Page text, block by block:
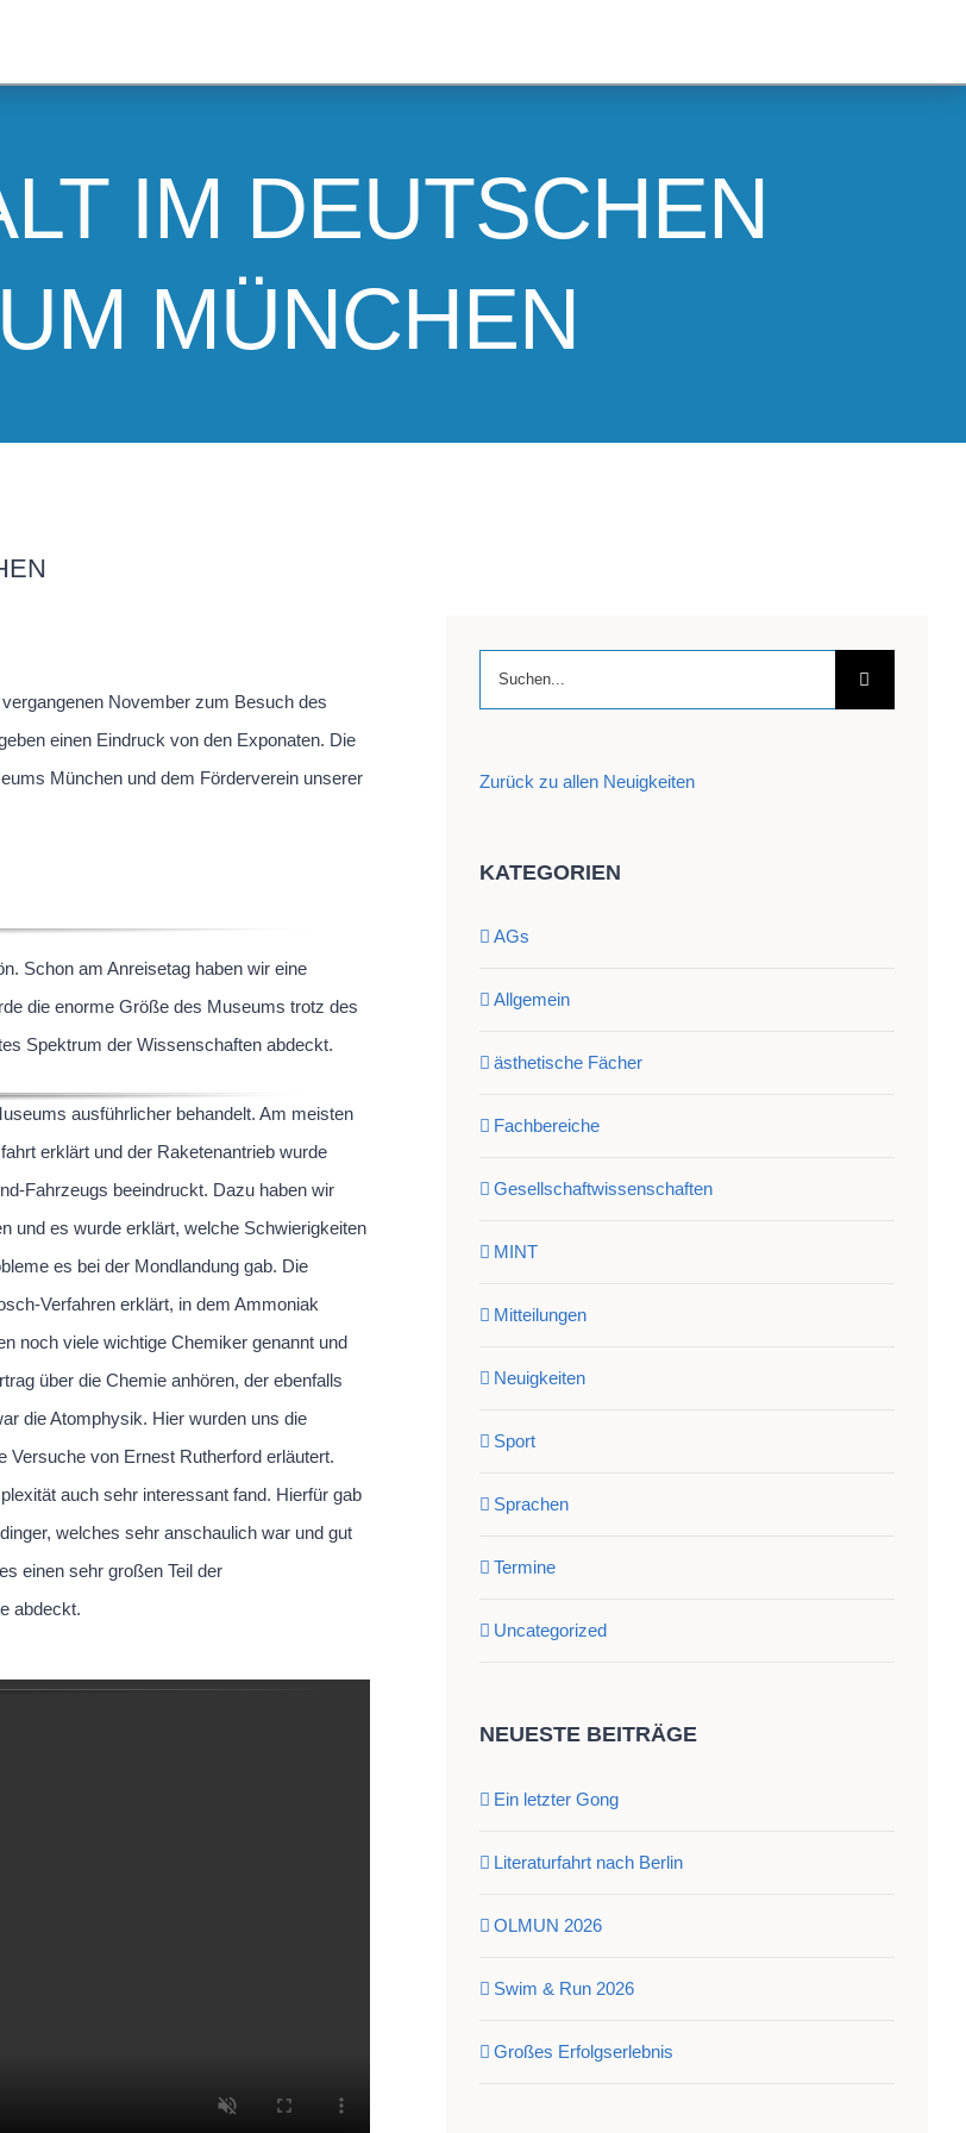
IM DEUTSCHEN
MÜNCHEN
November zum Besuch des
einen Eindruck von den Exponaten. Die
München und dem Förderverein unserer
Schon am Anreisetag haben wir eine
die enorme Größe des Museums trotz des
Spektrum der Wissenschaften abdeckt.
ausführlicher behandelt. Am meisten
erklärt und der Raketenantrieb wurde
Fahrzeugs beeindruckt. Dazu haben wir
und es wurde erklärt, welche Schwierigkeiten
es bei der Mondlandung gab. Die
Verfahren erklärt, in dem Ammoniak
noch viele wichtige Chemiker genannt und
über die Chemie anhören, der ebenfalls
die Atomphysik. Hier wurden uns die
von Ernest Rutherford erläutert.
auch sehr interessant fand. Hierfür gab
welches sehr anschaulich war und gut
einen sehr großen Teil der
abdeckt.
nach:
Zurück zu allen Neuigkeiten
KATEGORIEN
AGs
Allgemein
ästhetische Fächer
Fachbereiche
Gesellschaftwissenschaften
MINT
Mitteilungen
Neuigkeiten
Sport
Sprachen
Termine
Uncategorized
NEUESTE BEITRÄGE
Ein letzter Gong
Literaturfahrt nach Berlin
OLMUN 2026
Swim & Run 2026
Großes Erfolgserlebnis